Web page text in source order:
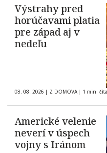
Výstrahy pred
horúčavami platia
pre západ aj v
nedeľu
08. 08. 2026 | Z DOMOVA | 1 min.
Americké velenie
neverí v úspech
vojny s Iránom